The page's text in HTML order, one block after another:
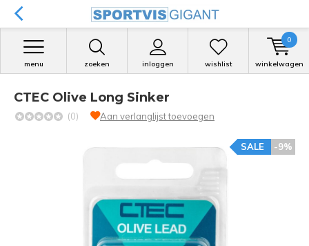
zoeken inloggen
menu wishlist winkelwagen
0
CTEC Olive Long Sinker
(0) Aan verlanglijst toevoegen
-9%
SALE